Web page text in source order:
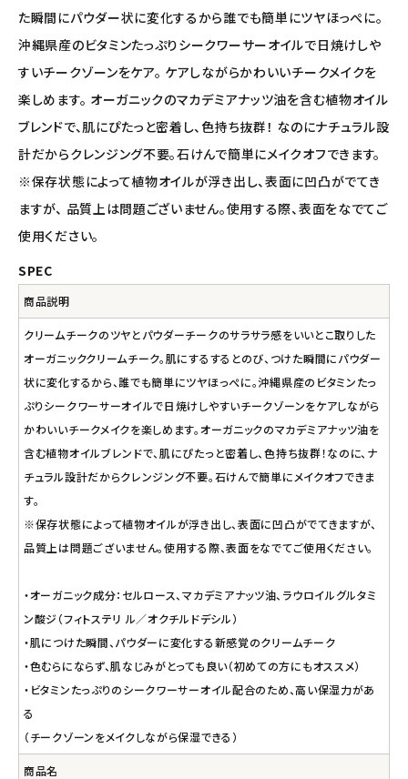
meeting_room ログイン person 会員登録
た瞬間にパウダー状に変化するから誰でも簡単にツヤほっぺに。
沖縄県産のビタミンたっぷりシークワーサーオイルで日焼けしや
すいチークゾーンをケア。 ケアしながらかわいいチークメイクを
楽しめます。 オーガニックのマカデミアナッツ油を含む植物オイル
ブレンドで、肌にぴたっと密着し、色持ち抜群！ なのにナチュラル設
計だからクレンジング不要。石けんで簡単にメイクオフできます。
※保存状態によって植物オイルが浮き出し、表面に凹凸がでてき
ますが、 品質上は問題ございません。使用する際、表面をなでてご
使用ください。
SPEC
商品説明
クリームチークのツヤとパウダーチークのサラサラ感をいいとこ取りした
オーガニッククリームチーク。肌にするするとのび、つけた瞬間にパウダー
状に変化するから、誰でも簡単にツヤほっぺに。沖縄県産のビタミンたっ
ぷりシークワーサーオイルで日焼けしやすいチークゾーンをケアしながら
かわいいチークメイクを楽しめます。オーガニックのマカデミアナッツ油を
含む植物オイルブレンドで、肌にぴたっと密着し、色持ち抜群！なのに、ナ
チュラル設計だからクレンジング不要。石けんで簡単にメイクオフできま
す。
※保存状態によって植物オイルが浮き出し、表面に凹凸がでてきますが、
品質上は問題ございません。使用する際、表面をなでてご使用ください。
・オーガニック成分：セルロース、マカデミアナッツ油、ラウロイルグルタミ
ン酸ジ（フィトステリ ル／オクチルドデシル）
・肌につけた瞬間、パウダーに変化する新感覚のクリームチーク
・色むらにならず、肌なじみがとっても良い（初めての方にもオススメ）
・ビタミンたっぷりのシークワーサーオイル配合のため、高い保湿力があ
る
（チークゾーンをメイクしながら保湿できる）
商品名